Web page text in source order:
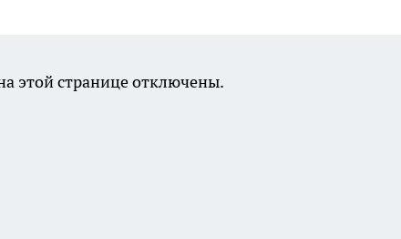
этой странице отключены.